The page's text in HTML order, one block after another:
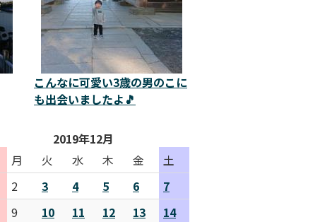
こんなに可愛い3歳の男のこに
も出会いましたよ🎵
2019年12月
月 火 水 木 金
土
2 3 4 5 6
7
9 10 11 12 13
14